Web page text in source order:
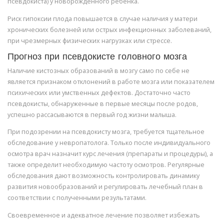
Риск гипоксии плода повышается в случае наличия у матери
хронических болезней или острых инфекционных заболеваний,
при чрезмерных физических нагрузках или стрессе.
Прогноз при псевдокисте головного мозга
Наличие кистозных образований в мозгу само по себе не
является признаком отклонений в работе мозга или показателем
психических или умственных дефектов. Достаточно часто
псевдокисты, обнаруженные в первые месяцы после родов,
успешно рассасываются в первый год жизни малыша.
При подозрении на псевдокисту мозга, требуется тщательное
обследование у невропатолога. Только после индивидуального
осмотра врач назначит курс лечения (препараты и процедуры), а
также определит необходимую частоту осмотров. Регулярные
обследования дают возможность контролировать динамику
развития новообразований и регулировать лечебный план в
соответствии с полученными результатами.
Своевременное и адекватное лечение позволяет избежать